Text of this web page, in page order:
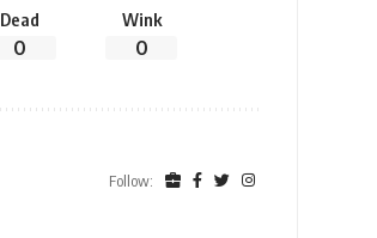
Dead
0
Wink
0
Follow: